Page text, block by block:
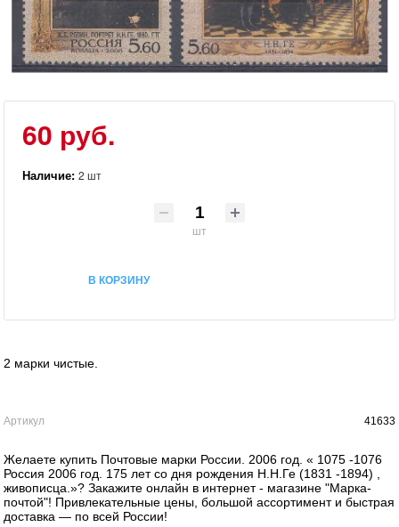
60 руб.
Наличие:2 шт
шт
В КОРЗИНУ
2 марки чистые.
Артикул 41633
Желаете купить Почтовые марки России. 2006 год. « 1075 -1076
Россия 2006 год. 175 лет со дня рождения Н.Н.Ге (1831 -1894) ,
живописца.»? Закажите онлайн в интернет - магазине "Марка-
почтой"! Привлекательные цены, большой ассортимент и быстрая
доставка — по всей России!